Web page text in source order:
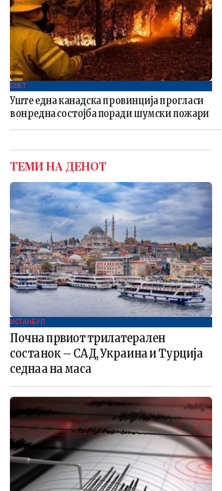
СВЕТ .
Уште една канадска провинција прогласи
вонредна состојба поради шумски пожари
ТЕМИ НА ДЕНОТ
ИСТАНБУЛ
Почна првиот трилатерален
состанок – САД, Украина и Турција
седнаа на маса